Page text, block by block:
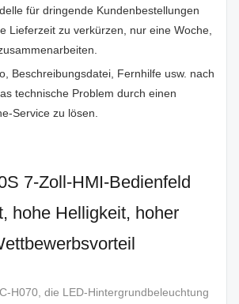
für dringende Kundenbestellungen
Lieferzeit zu verkürzen, nur eine Woche,
Beschreibungsdatei, Fernhilfe usw. nach
technische Problem durch einen
Service zu lösen.
7-Zoll-HMI-Bedienfeld
hohe Helligkeit, hoher
H070, die LED-Hintergrundbeleuchtung